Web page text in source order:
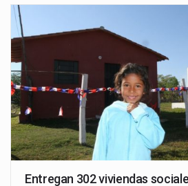
Entregan 302 viviendas